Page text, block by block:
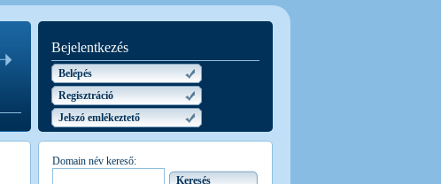
Bejelentkezés
Belépés
Regisztráció
Jelszó emlékeztető
Domain név kereső: